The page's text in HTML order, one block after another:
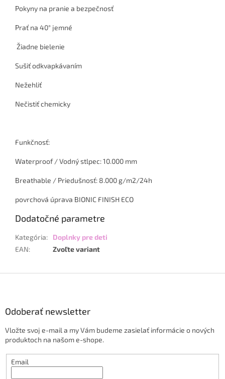
Pokyny na pranie a bezpečnosť
Prať na 40° jemné
Žiadne bielenie
Sušiť odkvapkávaním
Nežehliť
Nečistiť chemicky
Funkčnosť:
Waterproof / Vodný stlpec: 10.000 mm
Breathable / Priedušnosť: 8.000 g/m2/24h
povrchová úprava BIONIC FINISH ECO
Dodatočné parametre
Kategória:
Doplnky pre deti
EAN: Zvoľte variant
Odoberať newsletter
Vložte svoj e-mail a my Vám budeme zasielať informácie o nových
produktoch na našom e-shope.
Email